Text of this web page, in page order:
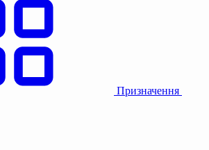
Призначення